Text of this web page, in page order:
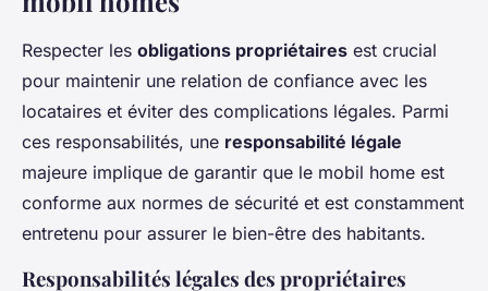
Respecter les obligations propriétaires est crucial
pour maintenir une relation de confiance avec les
locataires et éviter des complications légales. Parmi
ces responsabilités, une responsabilité légale
majeure implique de garantir que le mobil home est
conforme aux normes de sécurité et est constamment
entretenu pour assurer le bien-être des habitants.
Responsabilités légales des propriétaires